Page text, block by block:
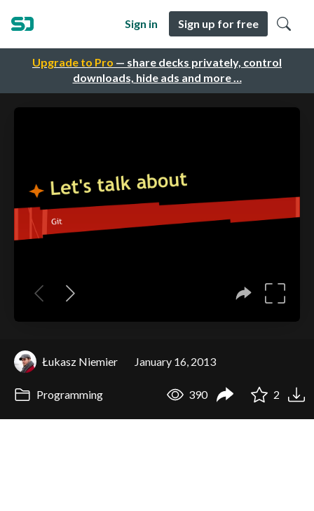
Upgrade to Pro — share decks privately, control
downloads, hide ads and more …
Sign in Sign up for free
Łukasz Niemier January 16, 2013
Programming 390 2